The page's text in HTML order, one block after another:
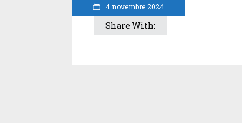
4 novembre 2024
Share With: